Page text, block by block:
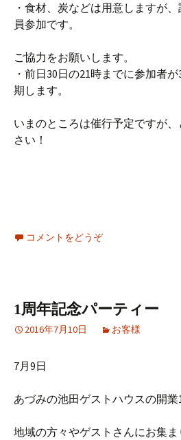
・食材、炭などは用意しますが
員参加です。
ご協力をお願いします。
・前日30日の21時までに参加者
期します。
いまのところは催行予定ですが
さい！
コメントをどうぞ
1周年記念パーティー
2016年7月10日 お客様
7月9日
あづみの池田ゲストハウスの開
地域の方々やゲストさんにお集ま